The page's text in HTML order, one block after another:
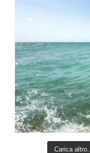
Carica altro...